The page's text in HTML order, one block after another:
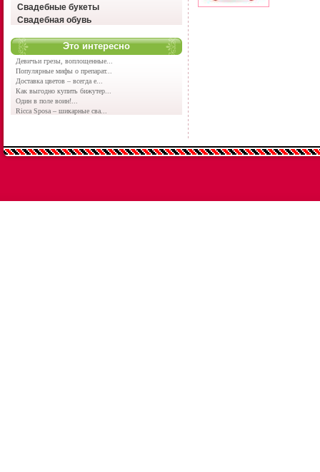
Свадебные букеты
Свадебная обувь
Это интересно
Девичьи грезы, воплощенные...
Популярные мифы о препарат...
Доставка цветов – всегда е...
Как выгодно купить бижутер...
Один в поле воин!...
Ricca Sposa – шикарные сва...